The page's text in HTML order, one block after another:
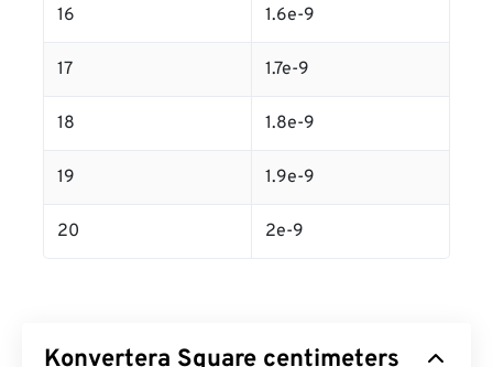
16 1.6e-9
17 1.7e-9
18 1.8e-9
19 1.9e-9
20 2e-9
Konvertera Square centimeters